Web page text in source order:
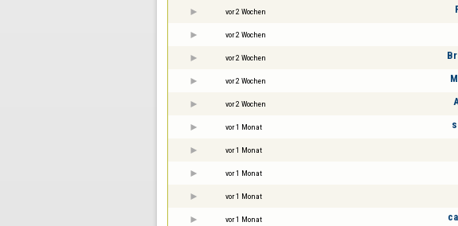
vor 2 Wochen
vor 2 Wochen
vor 2 Wochen
vor 2 Wochen
vor 2 Wochen
vor 1 Monat
vor 1 Monat
vor 1 Monat
vor 1 Monat
vor 1 Monat